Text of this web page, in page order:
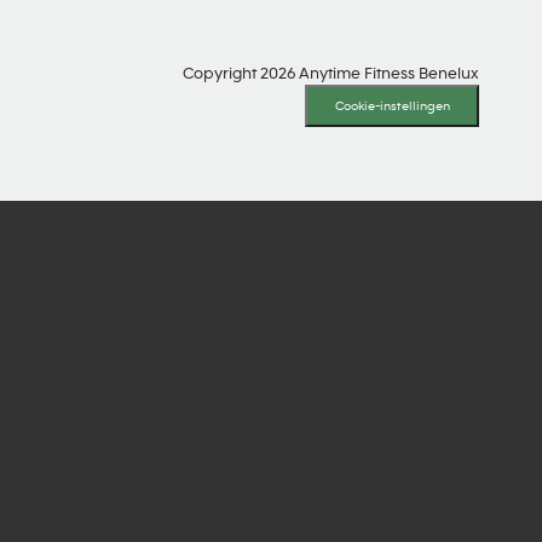
Copyright 2026 Anytime Fitness Benelux
Cookie-instellingen